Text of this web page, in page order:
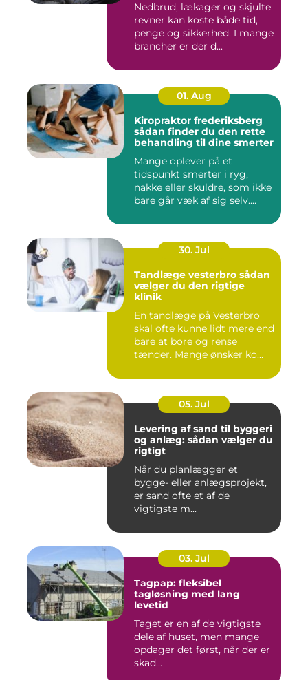
Nedbrud, lækager og skjulte
revner kan koste både tid,
penge og sikkerhed. I mange
brancher er der d...
01. Aug
Kiropraktor frederiksberg
sådan finder du den rette
behandling til dine smerter
Mange oplever på et
tidspunkt smerter i ryg,
nakke eller skuldre, som ikke
bare går væk af sig selv....
30. Jul
Tandlæge vesterbro sådan
vælger du den rigtige
klinik
En tandlæge på Vesterbro
skal ofte kunne lidt mere end
bare at bore og rense
tænder. Mange ønsker ko...
05. Jul
Levering af sand til byggeri
og anlæg: sådan vælger du
rigtigt
Når du planlægger et
bygge- eller anlægsprojekt,
er sand ofte et af de
vigtigste m...
03. Jul
Tagpap: fleksibel
tagløsning med lang
levetid
Taget er en af de vigtigste
dele af huset, men mange
opdager det først, når der er
skad...